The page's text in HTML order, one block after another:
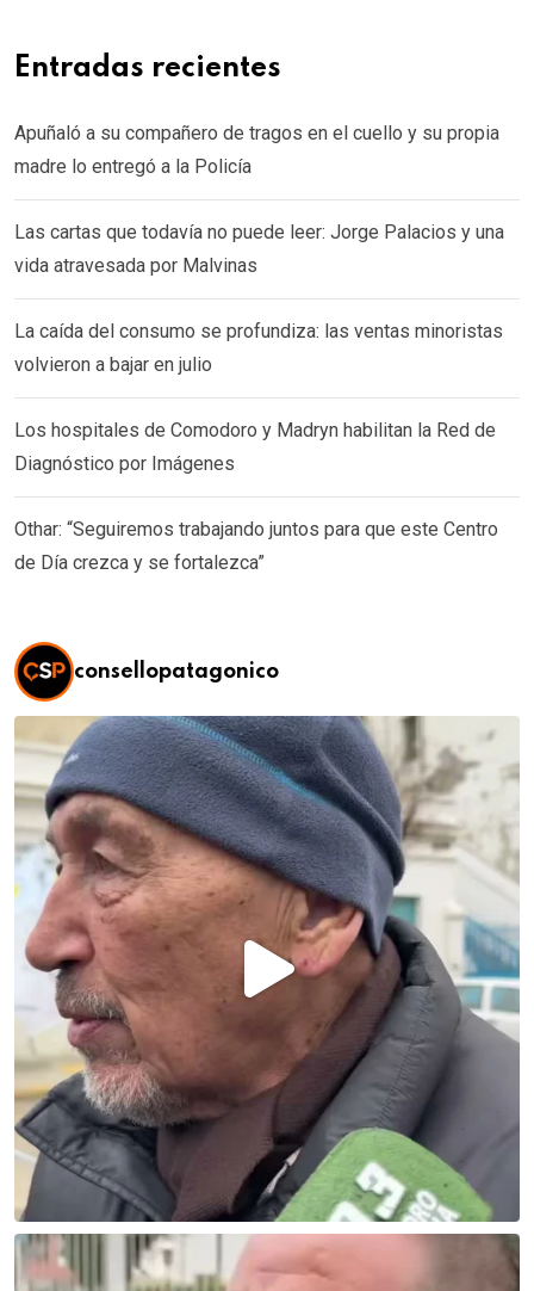
Entradas recientes
Apuñaló a su compañero de tragos en el cuello y su propia
madre lo entregó a la Policía
Las cartas que todavía no puede leer: Jorge Palacios y una
vida atravesada por Malvinas
La caída del consumo se profundiza: las ventas minoristas
volvieron a bajar en julio
Los hospitales de Comodoro y Madryn habilitan la Red de
Diagnóstico por Imágenes
Othar: “Seguiremos trabajando juntos para que este Centro
de Día crezca y se fortalezca”
consellopatagonico